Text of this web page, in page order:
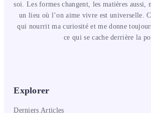
soi. Les formes changent, les matières aussi,
un lieu où l’on aime vivre est universelle.
qui nourrit ma curiosité et me donne
ce qui se cache derrière la
Explorer
Derniers Articles